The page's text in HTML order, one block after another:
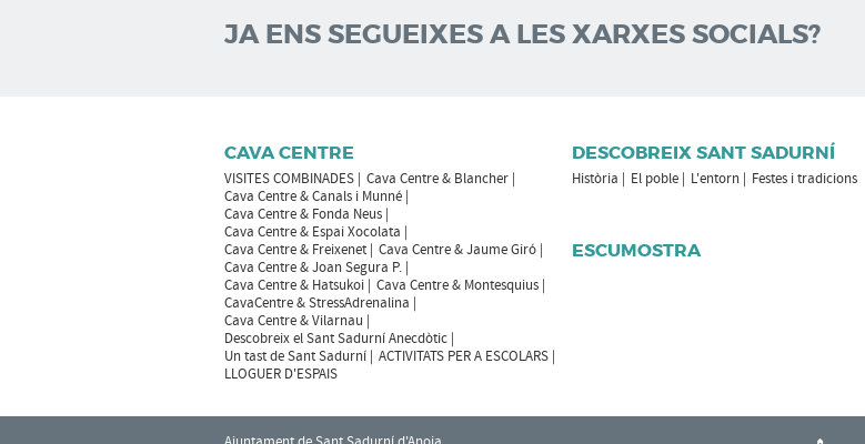
JA ENS SEGUEIXES A LES XARXES SOCIALS?
CAVA CENTRE
VISITES COMBINADES
Cava Centre & Blancher
Cava Centre & Canals i Munné
Cava Centre & Fonda Neus
Cava Centre & Espai Xocolata
Cava Centre & Freixenet
Cava Centre & Jaume Giró
Cava Centre & Joan Segura P.
Cava Centre & Hatsukoi
Cava Centre & Montesquius
CavaCentre & StressAdrenalina
Cava Centre & Vilarnau
Descobreix el Sant Sadurní Anecdòtic
Un tast de Sant Sadurní
ACTIVITATS PER A ESCOLARS
LLOGUER D'ESPAIS
DESCOBREIX SANT SADURNÍ
Història El poble L'entorn Festes i tradicions
ESCUMOSTRA